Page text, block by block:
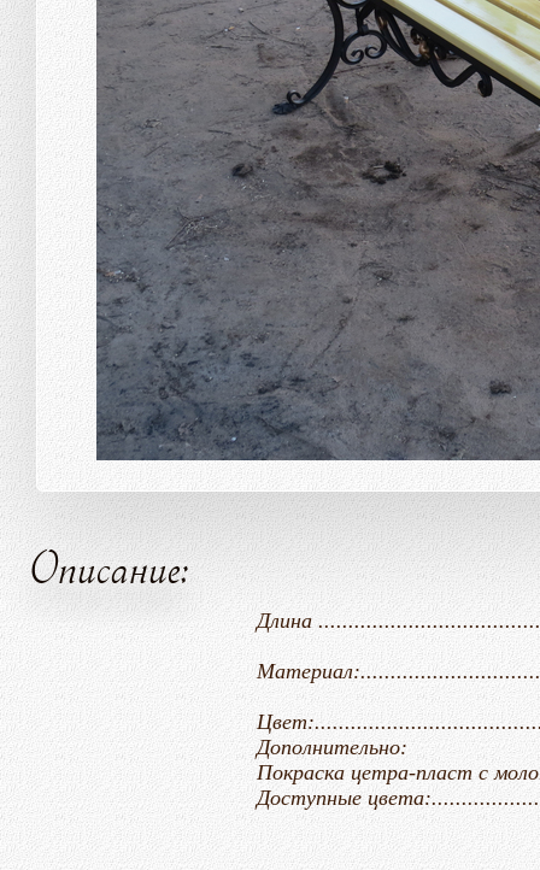
Описание:
Длина
Дополнительно:
Покраска цетра-пласт с
Доступные